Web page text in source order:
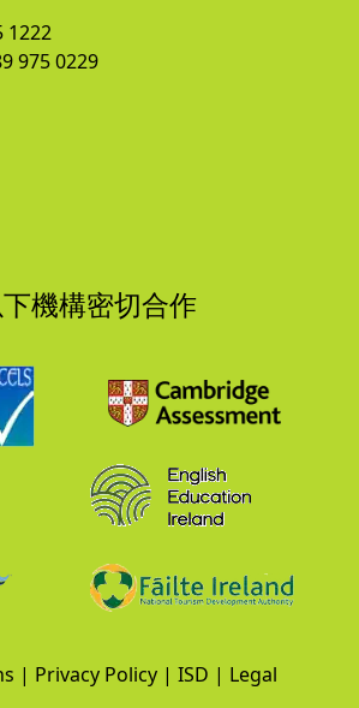
1222
975 0229
機構密切合作
| Privacy Policy | ISD | Legal